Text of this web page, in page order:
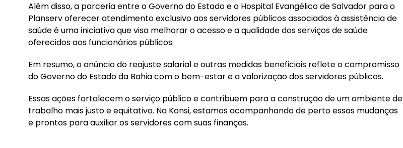
Além disso, a parceria entre o Governo do Estado e o Hospital Evangélico de Salvador para o
Planserv oferecer atendimento exclusivo aos servidores públicos associados à assistência de
saúde é uma iniciativa que visa melhorar o acesso e a qualidade dos serviços de saúde
oferecidos aos funcionários públicos.
Em resumo, o anúncio do reajuste salarial e outras medidas beneficiais reflete o compromisso
do Governo do Estado da Bahia com o bem-estar e a valorização dos servidores públicos.
Essas ações fortalecem o serviço público e contribuem para a construção de um ambiente de
trabalho mais justo e equitativo. Na Konsi, estamos acompanhando de perto essas mudanças
e prontos para auxiliar os servidores com suas finanças.